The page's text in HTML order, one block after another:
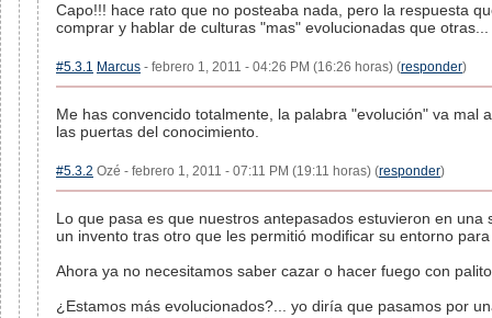
Capo!!! hace rato que no posteaba nada, pero la respuesta
comprar y hablar de culturas "mas" evolucionadas que
#5.3.1 Marcus - febrero 1, 2011 - 04:26 PM (16:26 horas) (responder)
Me has convencido totalmente, la palabra "evolución" va
las puertas del conocimiento.
#5.3.2 Ozé - febrero 1, 2011 - 07:11 PM (19:11 horas) (responder)
Lo que pasa es que nuestros antepasados estuvieron en
un invento tras otro que les permitió modificar su entorno
Ahora ya no necesitamos saber cazar o hacer fuego con
¿Estamos más evolucionados?... yo diría que pasamos por